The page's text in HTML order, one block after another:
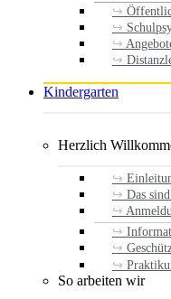
Kindergarten
Herzlich
Das
So arbeiten wir